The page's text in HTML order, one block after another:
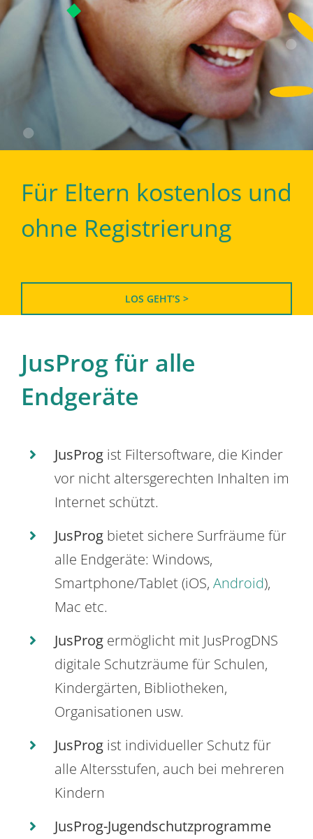
Für Eltern kostenlos und
ohne Registrierung
LOS GEHT’S >
JusProg für alle
Endgeräte
JusProg ist Filtersoftware, die Kinder
vor nicht altersgerechten Inhalten im
Internet schützt.
JusProg bietet sichere Surfräume für
alle Endgeräte: Windows,
Smartphone/Tablet (iOS, Android),
Mac etc.
JusProg ermöglicht mit JusProgDNS
digitale Schutzräume für Schulen,
Kindergärten, Bibliotheken,
Organisationen usw.
JusProg ist individueller Schutz für
alle Altersstufen, auch bei mehreren
Kindern
JusProg-Jugendschutzprogramme